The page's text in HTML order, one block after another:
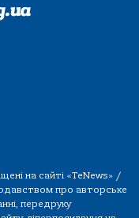
на сайті «TeNews» /
про авторське
передруку